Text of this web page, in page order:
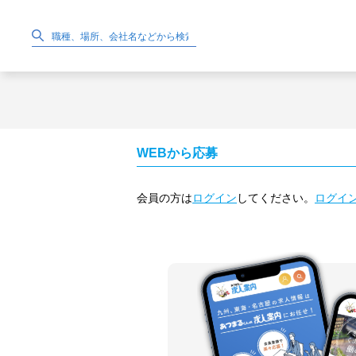
WEBから応募
会員の方はログイン してください。 ログイ